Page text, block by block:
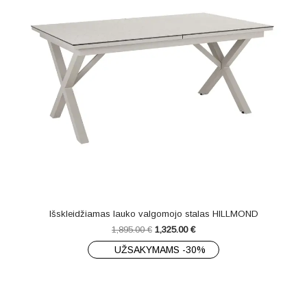
Išskleidžiamas lauko valgomojo stalas HILLMOND
1,895.00€ 1,325.00 €
UŽSAKYMAMS -30%